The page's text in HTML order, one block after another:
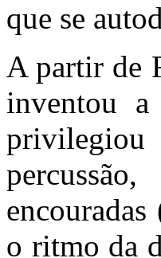
que se
A partir de
inventou
privilegiou
o ritmo da